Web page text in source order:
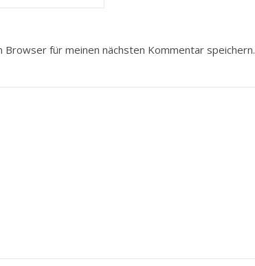
für meinen nächsten Kommentar speichern.